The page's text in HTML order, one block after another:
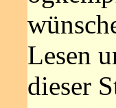
Lesen
dieser